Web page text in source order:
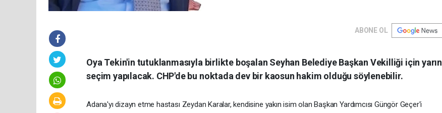
ABONE OL
Oya Tekin'in tutuklanmasıyla birlikte boşalan Seyhan Belediye Başkan Vekilliği için yarın
seçim yapılacak. CHP'de bu noktada dev bir kaosun hakim olduğu söylenebilir.
Adana'yı dizayn etme hastası Zeydan Karalar, kendisine yakın isim olan Başkan Yardımcısı Güngör Geçer'i